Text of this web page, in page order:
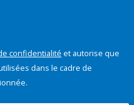
confidentialité et autorise que
dans le cadre de